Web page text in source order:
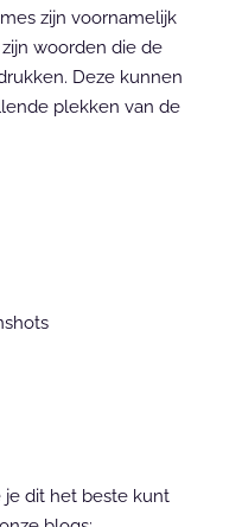
zijn voornamelijk
zijn woorden die de
Deze kunnen
plekken van de
je dit het beste kunt